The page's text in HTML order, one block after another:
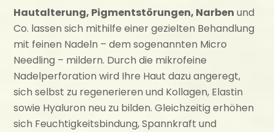
Hautalterung, Pigmentstörungen, Narben und
Co. lassen sich mithilfe einer gezielten Behandlung
mit feinen Nadeln – dem sogenannten Micro
Needling – mildern. Durch die mikrofeine
Nadelperforation wird Ihre Haut dazu angeregt,
sich selbst zu regenerieren und Kollagen, Elastin
sowie Hyaluron neu zu bilden. Gleichzeitig erhöhen
sich Feuchtigkeitsbindung, Spannkraft und